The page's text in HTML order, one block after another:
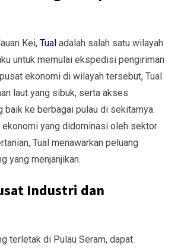
Kei, Tual adalah salah satu wilayah
untuk memulai ekspedisi pengiriman
ekonomi di wilayah tersebut, Tual
laut yang sibuk, serta akses
baik ke berbagai pulau di sekitarnya.
ekonomi yang didominasi oleh sektor
Tual menawarkan peluang
yang menjanjikan.
Industri dan
terletak di Pulau Seram, dapat